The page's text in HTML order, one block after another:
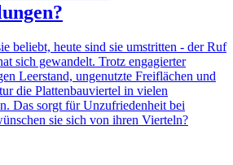
beliebt, heute sind sie umstritten - der Ruf
sich gewandelt. Trotz engagierter
Leerstand, ungenutzte Freiflächen und
die Plattenbauviertel in vielen
Das sorgt für Unzufriedenheit bei
sie sich von ihren Vierteln?